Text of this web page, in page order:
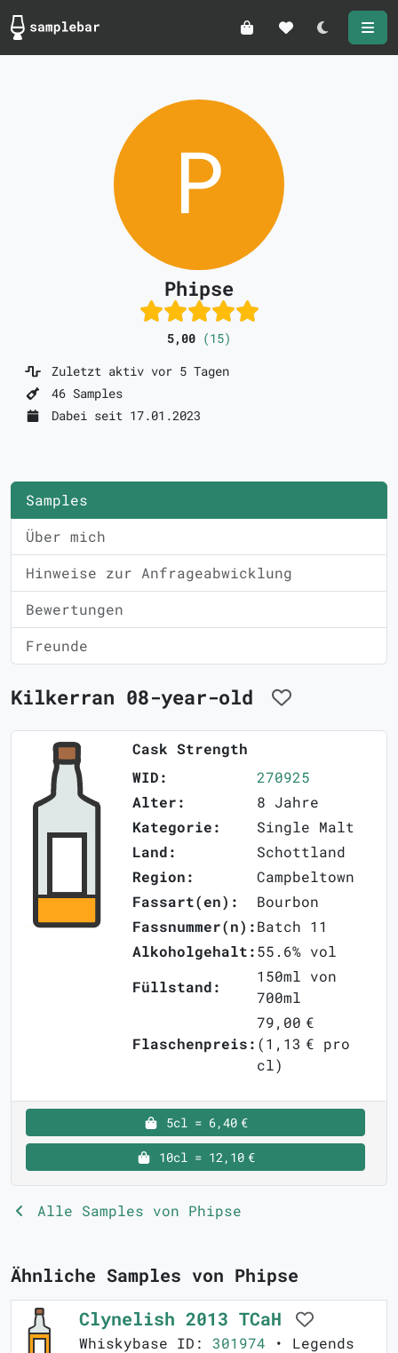
Darkmode
Phipse
5,00 (15)
Zuletzt aktiv vor 5 Tagen
46 Samples
Dabei seit 17.01.2023
Samples
Über mich
Hinweise zur Anfrageabwicklung
Bewertungen
Freunde
Kilkerran 08-year-old
Cask Strength
WID:
270925
Alter:
8 Jahre
Kategorie:
Single Malt
Land:
Schottland
Region:
Campbeltown
Fassart(en):
Bourbon
Fassnummer(n):Batch 11
Alkoholgehalt:55.6% vol
Füllstand:
150ml von
700ml
Flaschenpreis:
79,00 €
(1,13 € pro
cl)
5cl = 6,40 €
10cl = 12,10 €
Alle Samples von Phipse
Ähnliche Samples von Phipse
Clynelish 2013 TCaH
Whiskybase ID: 301974 • Legends